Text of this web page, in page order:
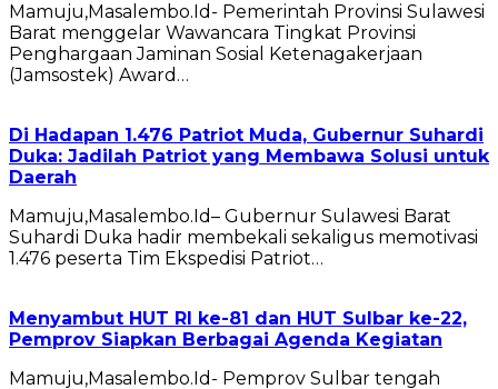
Mamuju,Masalembo.Id- Pemerintah Provinsi Sulawesi
Barat menggelar Wawancara Tingkat Provinsi
Penghargaan Jaminan Sosial Ketenagakerjaan
(Jamsostek) Award…
Di Hadapan 1.476 Patriot Muda, Gubernur Suhardi
Duka: Jadilah Patriot yang Membawa Solusi untuk
Daerah
Mamuju,Masalembo.Id– Gubernur Sulawesi Barat
Suhardi Duka hadir membekali sekaligus memotivasi
1.476 peserta Tim Ekspedisi Patriot…
Menyambut HUT RI ke-81 dan HUT Sulbar ke-22,
Pemprov Siapkan Berbagai Agenda Kegiatan
Mamuju,Masalembo.Id- Pemprov Sulbar tengah